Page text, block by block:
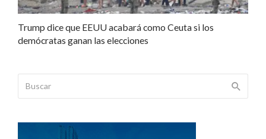
Trump dice que EEUU acabará como Ceuta si los
demócratas ganan las elecciones